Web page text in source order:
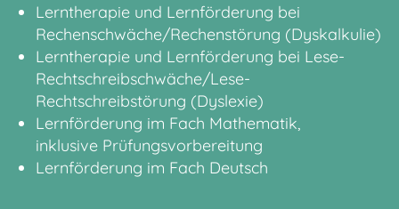
Lerntherapie und Lernförderung bei
Rechenschwäche/Rechenstörung (Dyskalkulie)
Lerntherapie und Lernförderung bei Lese-
Rechtschreibschwäche/Lese-
Rechtschreibstörung (Dyslexie)
Lernförderung im Fach Mathematik,
inklusive Prüfungsvorbereitung
Lernförderung im Fach Deutsch